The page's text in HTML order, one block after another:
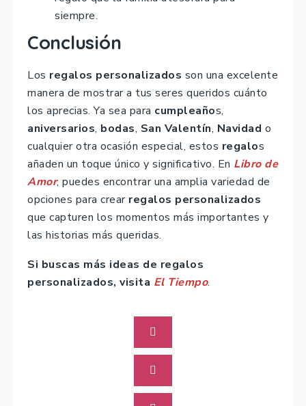
siempre.
Conclusión
Los regalos personalizados son una excelente
manera de mostrar a tus seres queridos cuánto
los aprecias. Ya sea para cumpleaños,
aniversarios, bodas, San Valentín, Navidad o
cualquier otra ocasión especial, estos regalos
añaden un toque único y significativo. En Libro de
Amor, puedes encontrar una amplia variedad de
opciones para crearregalos personalizados
que capturen los momentos más importantes y
las historias más queridas.
Si buscas más ideas de regalos
personalizados, visita El Tiempo.